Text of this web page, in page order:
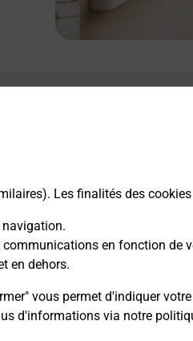
Les finalités des
en fonction de
en dehors.
vous permet d'indiquer
d'informations via notre